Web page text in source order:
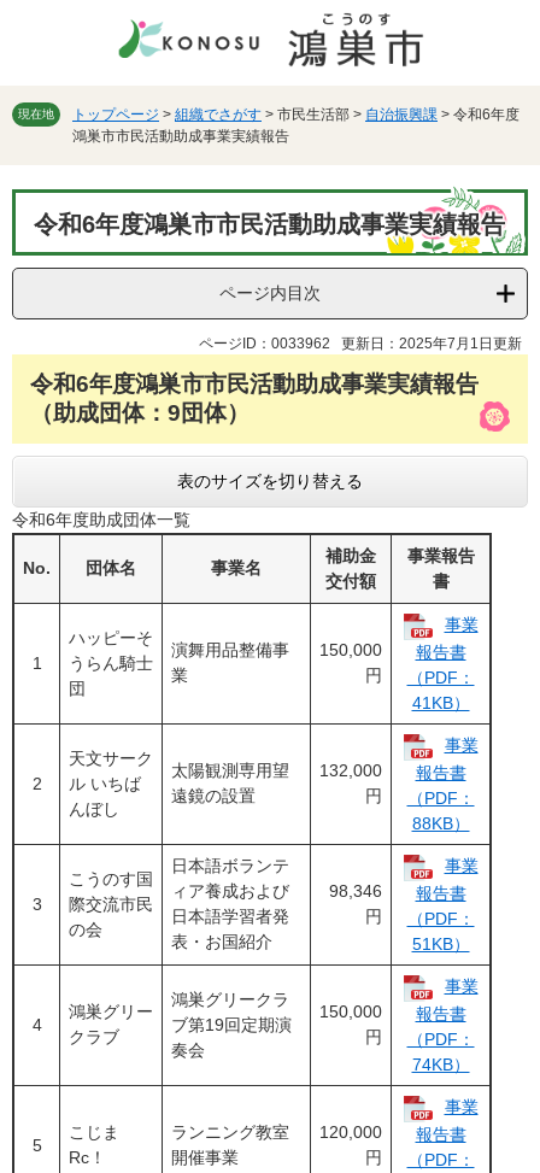
先
す。
を
し
文
現在地 トップページ > 組織でさがす > 市民生活部 > 自治振興課 > 令和6年度
鴻巣市市民活動助成事業実績報告
令和6年度鴻巣市市民活動助成事業実績報告
ページ内目次
ページID：0033962 更新日：2025年7月1日更新
令和6年度鴻巣市市民活動助成事業実績報告
（助成団体：9団体）
表のサイズを切り替える
令和6年度助成団体一覧
No. 団体名 事業名
補助金
交付額
事業報告
書
1
ハッピーそ
うらん騎士
団
演舞用品整備事
業
150,000
円
事業
報告書
（PDF：
41KB）
2
天文サーク
ル いちば
んぼし
太陽観測専用望
遠鏡の設置
132,000
円
事業
報告書
（PDF：
88KB）
3
こうのす国
際交流市民
の会
日本語ボランテ
ィア養成および
日本語学習者発
表・お国紹介
98,346
円
事業
報告書
（PDF：
51KB）
4
鴻巣グリー
クラブ
鴻巣グリークラ
ブ第19回定期演
奏会
150,000
円
事業
報告書
（PDF：
74KB）
5
こじま
Rc！
ランニング教室
開催事業
120,000
円
事業
報告書
（PDF：